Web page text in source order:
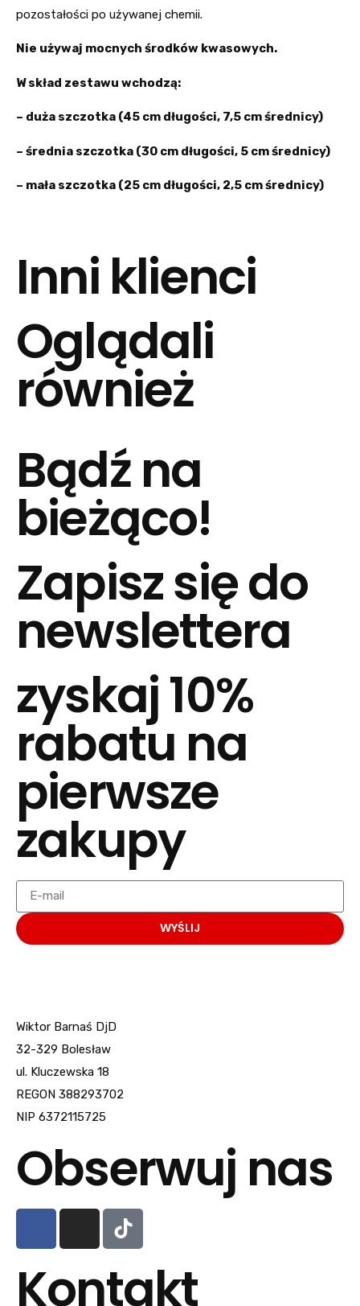
pozostałości po używanej chemii.
Nie używaj mocnych środków kwasowych.
W skład zestawu wchodzą:
– duża szczotka (45 cm długości, 7,5 cm średnicy)
– średnia szczotka (30 cm długości, 5 cm średnicy)
– mała szczotka (25 cm długości, 2,5 cm średnicy)
Inni klienci
Oglądali
również
WYŚLIJ
Bądź na
bieżąco!
Zapisz się do
newslettera
zyskaj 10%
rabatu na
pierwsze
zakupy
Wiktor Barnaś DjD
32-329 Bolesław
ul. Kluczewska 18
REGON 388293702
NIP 6372115725
Obserwuj nas
Kontakt